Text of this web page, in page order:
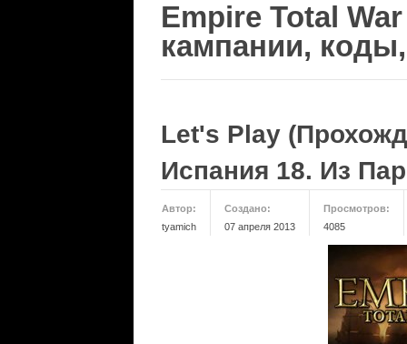
Empire Total
кампании, коды,
Let's Play
Испания 18. Из
Автор:
tyamich
Создано:
07 апреля 2013
Просмотров:
4085